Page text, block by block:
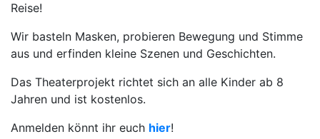
Reise!
Wir basteln Masken, probieren Bewegung und Stimme
aus und erfinden kleine Szenen und Geschichten.
Das Theaterprojekt richtet sich an alle Kinder ab 8
Jahren und ist kostenlos.
Anmelden könnt ihr euch hier!